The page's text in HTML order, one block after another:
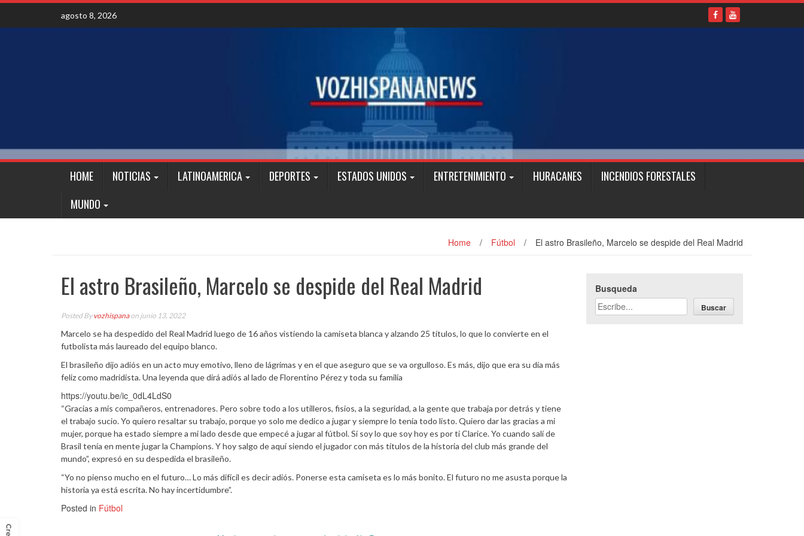
Skip
content
agosto 8, 2026
HOME NOTICIAS LATINOAMERICA DEPORTES ESTADOS UNIDOS ENTRETENIMIENTO HURACANES
INCENDIOS FORESTALES
MUNDO
Home / Fútbol / El astro Brasileño, Marcelo se despide del Real Madrid
El astro Brasileño, Marcelo se despide del Real Madrid
Posted Byvozhispanaon junio 13, 2022
Marcelo se ha despedido del Real Madrid luego de 16 años vistiendo la camiseta blanca y alzando 25 títulos, lo que lo convierte en el
futbolista más laureado del equipo blanco.
El brasileño dijo adiós en un acto muy emotivo, lleno de lágrimas y en el que aseguro que se va orgulloso. Es más, dijo que era su día más
feliz como madridista. Una leyenda que dirá adiós al lado de Florentino Pérez y toda su familia
https://youtu.be/ic_0dL4LdS0
“Gracias a mis compañeros, entrenadores. Pero sobre todo a los utilleros, fisios, a la seguridad, a la gente que trabaja por detrás y tiene
el trabajo sucio. Yo quiero resaltar su trabajo, porque yo solo me dedico a jugar y siempre lo tenía todo listo. Quiero dar las gracias a mi
mujer, porque ha estado siempre a mi lado desde que empecé a jugar al fútbol. Si soy lo que soy hoy es por ti Clarice. Yo cuando salí de
Brasil tenía en mente jugar la Champions. Y hoy salgo de aquí siendo el jugador con más títulos de la historia del club más grande del
mundo”, expresó en su despedida el brasileño.
“Yo no pienso mucho en el futuro… Lo más difícil es decir adiós. Ponerse esta camiseta es lo más bonito. El futuro no me asusta porque la
historia ya está escrita. No hay incertidumbre”.
Posted in Fútbol
Busqueda
Buscar